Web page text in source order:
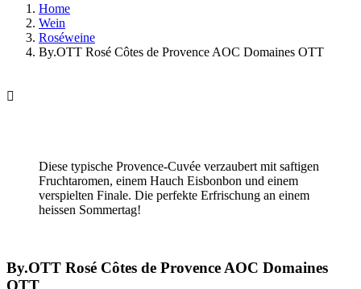
Home
Wein
Roséweine
By.OTT Rosé Côtes de Provence AOC Domaines OTT

Diese typische Provence-Cuvée verzaubert mit saftigen
Fruchtaromen, einem Hauch Eisbonbon und einem
verspielten Finale. Die perfekte Erfrischung an einem
heissen Sommertag!
By.OTT Rosé Côtes de Provence AOC Domaines